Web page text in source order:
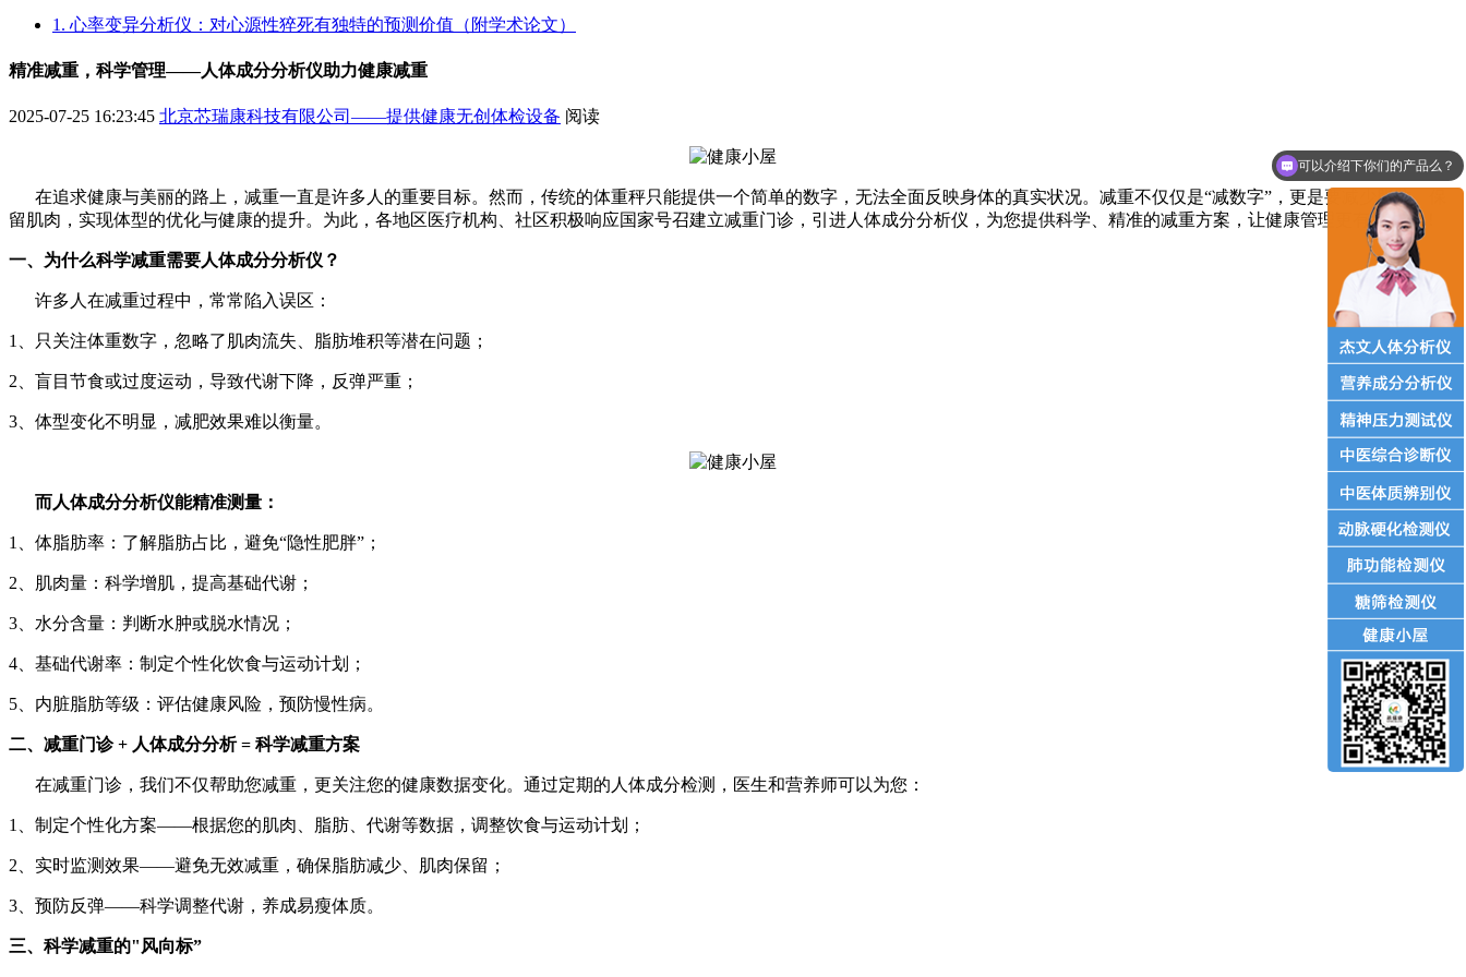
1. 心率变异分析仪：对心源性猝死有独特的预测价值（附学术论文）
精准减重，科学管理——人体成分分析仪助力健康减重
2025-07-25 16:23:45 北京芯瑞康科技有限公司——提供健康无创体检设备 阅读
在追求健康与美丽的路上，减重一直是许多人的重要目标。然而，传统的体重秤只能提供一个简单的数字，无法全面反映身体的真实状况。减重不仅仅是“减数字”，更是要减少脂肪、保
留肌肉，实现体型的优化与健康的提升。为此，各地区医疗机构、社区积极响应国家号召建立减重门诊，引进人体成分分析仪，为您提供科学、精准的减重方案，让健康管理更有据可依！
一、为什么科学减重需要人体成分分析仪？
许多人在减重过程中，常常陷入误区：
1、只关注体重数字，忽略了肌肉流失、脂肪堆积等潜在问题；
2、盲目节食或过度运动，导致代谢下降，反弹严重；
3、体型变化不明显，减肥效果难以衡量。
而人体成分分析仪能精准测量：
1、体脂肪率：了解脂肪占比，避免“隐性肥胖”；
2、肌肉量：科学增肌，提高基础代谢；
3、水分含量：判断水肿或脱水情况；
4、基础代谢率：制定个性化饮食与运动计划；
5、内脏脂肪等级：评估健康风险，预防慢性病。
二、减重门诊 + 人体成分分析 = 科学减重方案
在减重门诊，我们不仅帮助您减重，更关注您的健康数据变化。通过定期的人体成分检测，医生和营养师可以为您：
1、制定个性化方案——根据您的肌肉、脂肪、代谢等数据，调整饮食与运动计划；
2、实时监测效果——避免无效减重，确保脂肪减少、肌肉保留；
3、预防反弹——科学调整代谢，养成易瘦体质。
三、科学减重的"风向标”
可以介绍下你们的产品么？